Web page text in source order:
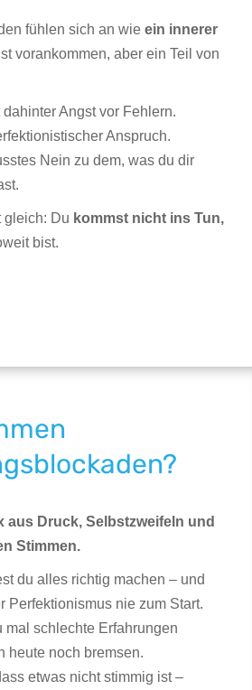
fühlen sich an wie ein innerer
vorankommen, aber ein Teil von
Angst vor Fehlern.
Anspruch.
Nein zu dem, was du dir
gleich: Du kommst nicht ins Tun,
bist.
aus Druck, Selbstzweifeln und
Stimmen.
du alles richtig machen – und
Perfektionismus nie zum Start.
mal schlechte Erfahrungen
heute noch bremsen.
etwas nicht stimmig ist –